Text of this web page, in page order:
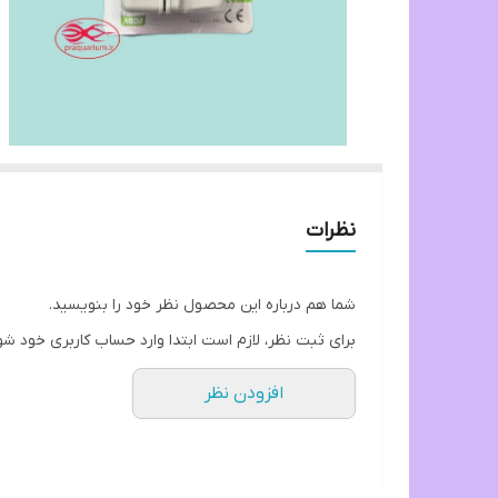
نظرات
شما هم درباره این محصول نظر خود را بنویسید.
برای ثبت نظر، لازم است ابتدا وارد حساب کاربری خود
افزودن نظر